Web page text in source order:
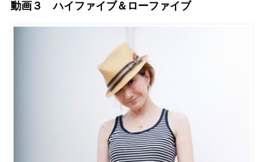
動画３ ハイファイブ＆ローファイブ